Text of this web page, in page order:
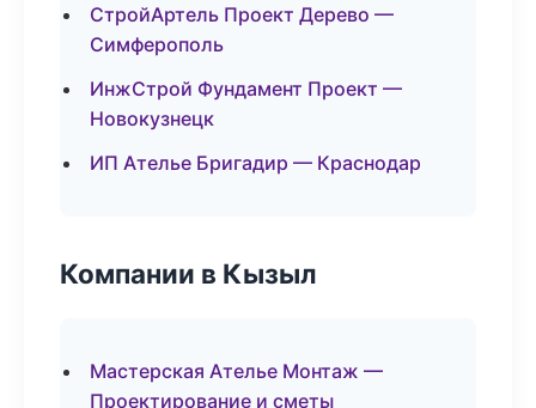
СтройАртель Проект Дерево —
Симферополь
ИнжСтрой Фундамент Проект —
Новокузнецк
ИП Ателье Бригадир — Краснодар
Компании в Кызыл
Мастерская Ателье Монтаж —
Проектирование и сметы